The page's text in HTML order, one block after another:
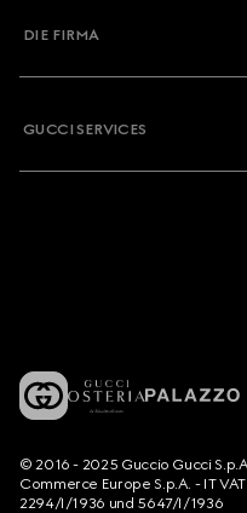
DIE FIRMA
GUCCI SERVICES
© 2016 - 2025 Guccio Gucci
Commerce Europe S.p.A. - IT
2294/I/1936 und 5647/I/1936